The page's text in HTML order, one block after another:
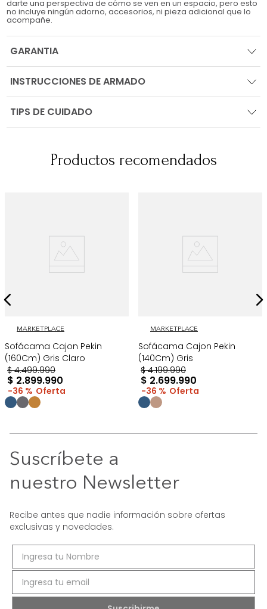
darte una perspectiva de cómo se ven en un espacio, pero esto
no incluye ningún adorno, accesorios, ni pieza adicional que lo
acompañe.
GARANTIA
INSTRUCCIONES DE ARMADO
TIPS DE CUIDADO
Productos recomendados
MARKETPLACE
Sofácama Cajon Pekin
(160Cm) Gris Claro
$ 4.499.990
$ 2.899.990
36 %
MARKETPLACE
Sofácama Cajon Pekin
(140Cm) Gris
$ 4.199.990
$ 2.699.990
36 %
Suscríbete a
nuestro Newsletter
Recibe antes que nadie información sobre ofertas
exclusivas y novedades.